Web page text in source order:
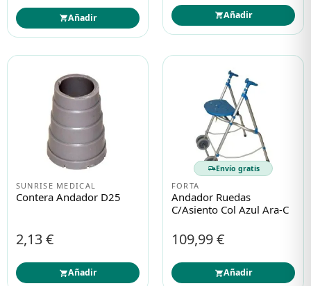
Óptica
Ortopedia
Salud
Óptica
Ortopedia
Salud
Añadir Añadir
SUNRISE MEDICAL
Contera Andador D25
2,13 €
Añadir
Envío gratis
FORTA
Andador Ruedas
C/asiento Col Azul Ara-C
109,99 €
Añadir